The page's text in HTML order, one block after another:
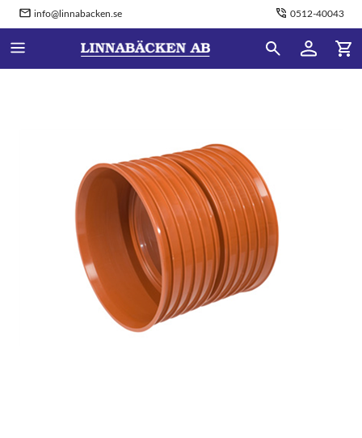
info@linnabacken.se 0512-40043